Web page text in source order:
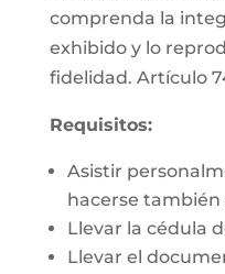
comprenda la
exhibido y lo
fidelidad. Artículo
Requisitos:
Asistir
hacerse también
Llevar la cédula
Llevar el